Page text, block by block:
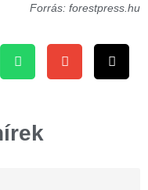
Forrás: forestpress.hu